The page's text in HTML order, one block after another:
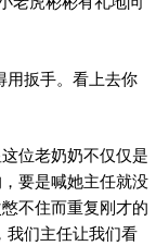
用扳手。看上去你
位老奶奶不仅仅是
要是喊她主任就没
不住而重复刚才的
我们主任让我们看